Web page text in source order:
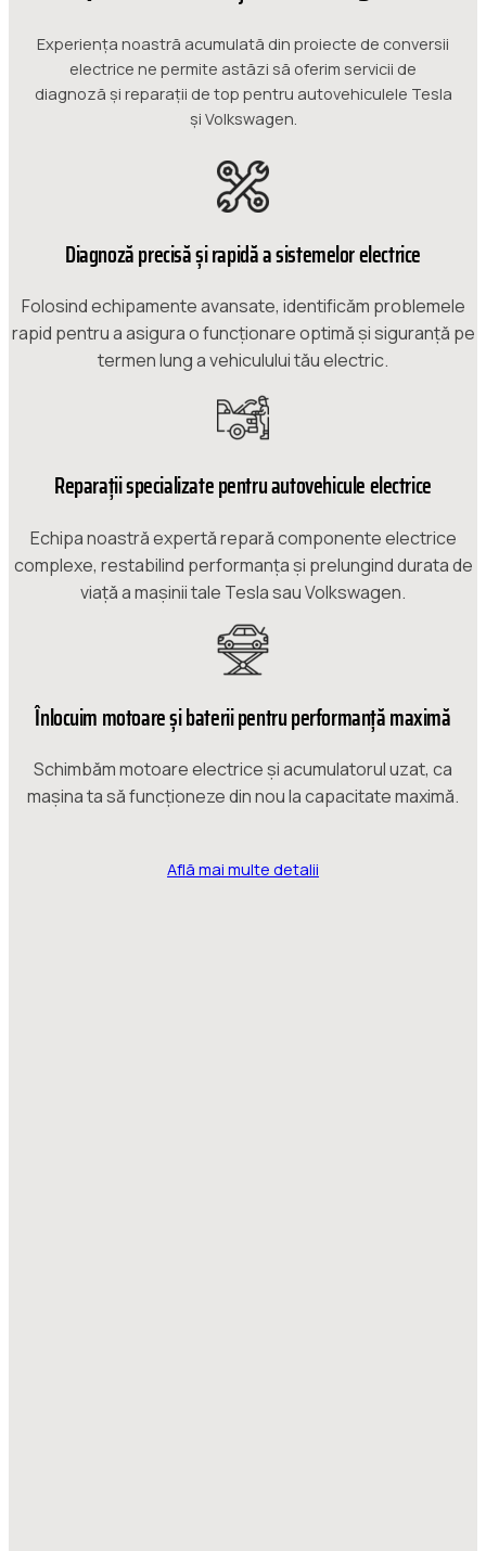
Experiența noastră acumulată din proiecte de conversii
electrice ne permite astăzi să oferim servicii de
diagnoză și reparații de top pentru autovehiculele Tesla
și Volkswagen.
Diagnoză precisă și rapidă a sistemelor electrice
Folosind echipamente avansate, identificăm problemele
rapid pentru a asigura o funcționare optimă și siguranță pe
termen lung a vehiculului tău electric.
Reparații specializate pentru autovehicule electrice
Echipa noastră expertă repară componente electrice
complexe, restabilind performanța și prelungind durata de
viață a mașinii tale Tesla sau Volkswagen.
Înlocuim motoare și baterii pentru performanță maximă
Schimbăm motoare electrice și acumulatorul uzat, ca
mașina ta să funcționeze din nou la capacitate maximă.
Află mai multe detalii